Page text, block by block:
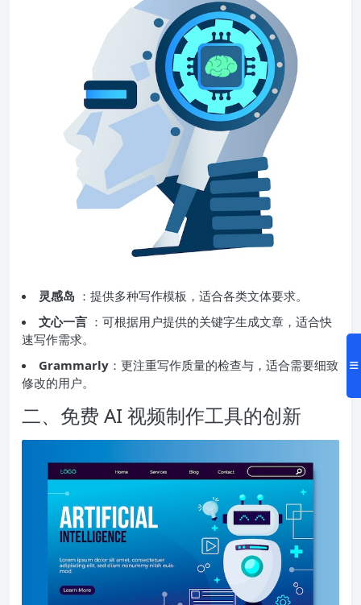
灵感岛 ：提供多种写作模板，适合各类文体要求。
文心一言 ：可根据用户提供的关键字生成文章，适合快
速写作需求。
Grammarly ：更注重写作质量的检查与，适合需要细致
修改的用户。
二、免费 AI 视频制作工具的创新